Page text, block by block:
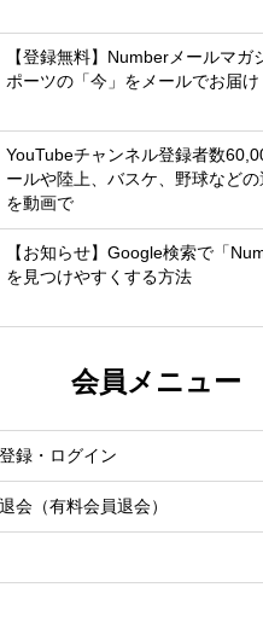
【登録無料】Numberメールマガ
ポーツの「今」をメールでお届け
YouTubeチャンネル登録者数
ールや陸上、バスケ、野球など
を動画で
【お知らせ】Google検索で「
を見つけやすくする方法
会員メニュー
録・ログイン
会（有料会員退会）